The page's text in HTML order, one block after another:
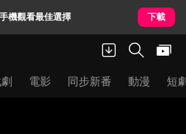
機觀看最佳選擇 下載
電影 同步新番 動漫 短